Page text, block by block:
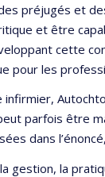
préjugés et
et être
cette
pour les
infirmier,
parfois être
dans
gestion, la